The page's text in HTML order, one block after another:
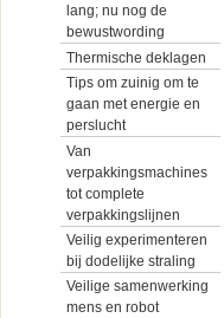
lang; nu nog de
bewustwording
Thermische deklagen
Tips om zuinig om te
gaan met energie en
perslucht
Van
verpakkingsmachines
tot complete
verpakkingslijnen
Veilig experimenteren
bij dodelijke straling
Veilige samenwerking
mens en robot